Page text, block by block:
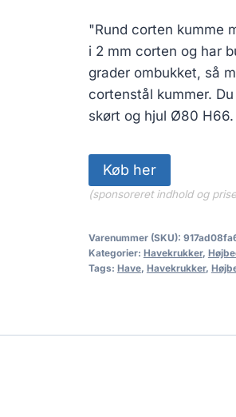
"Rund corten kumme
i 2 mm corten og har
grader ombukket, så
cortenstål kummer.
skørt og hjul Ø80 H66.
Køb her
(sponsoreret indhold og
Varenummer (SKU):
Kategorier: Havekrukker,
Tags: Have, Havekrukker,